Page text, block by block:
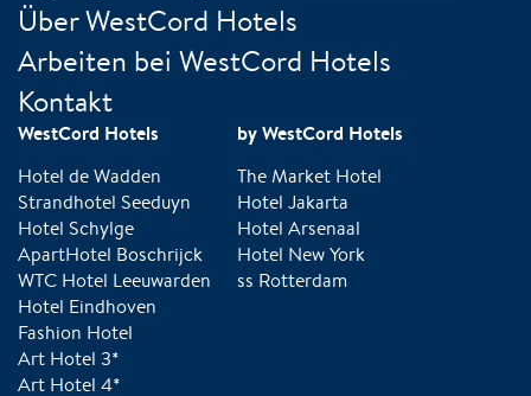
Über WestCord Hotels
Arbeiten bei WestCord Hotels
Kontakt
WestCord Hotels
Hotel de Wadden
Strandhotel Seeduyn
Hotel Schylge
ApartHotel Boschrijck
WTC Hotel Leeuwarden
Hotel Eindhoven
Fashion Hotel
Art Hotel 3*
Art Hotel 4*
by WestCord Hotels
The Market Hotel
Hotel Jakarta
Hotel Arsenaal
Hotel New York
ss Rotterdam